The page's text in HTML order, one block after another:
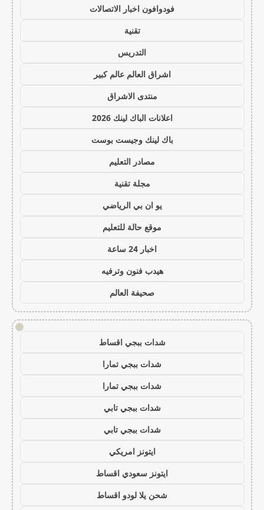
فودوافون اخبار الاتصالات
تقنية
التدريس
اشراق العالم عالم كبير
منتدى الاشراق
اعلانات الباك لينك 2026
باك لينك وجيست بوست
مصادر التعليم
مجلة تقنية
يو ان بي الرياضي
موقع حالة للتعليم
اخبار 24 ساعة
هيدب فنون وترفيه
صحيفة العالم
!
شدات ببجي اقساط
شدات ببجي تمارا
شدات ببجي تمارا
شدات ببجي تابي
شدات ببجي تابي
ايتونز امريكي
ايتونز سعودي اقساط
شحن يلا لودو اقساط